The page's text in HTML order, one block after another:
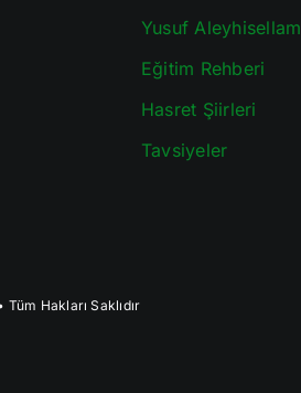
Yusuf Aleyhisellam
Eğitim Rehberi
Hasret Şiirleri
Tavsiyeler
Tüm Hakları Saklıdır